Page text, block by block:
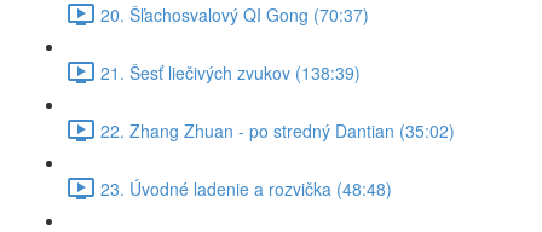
20. Šľachosvalový QI Gong (70:37)
21. Šesť liečivých zvukov (138:39)
22. Zhang Zhuan - po stredný Dantian (35:02)
23. Úvodné ladenie a rozvička (48:48)